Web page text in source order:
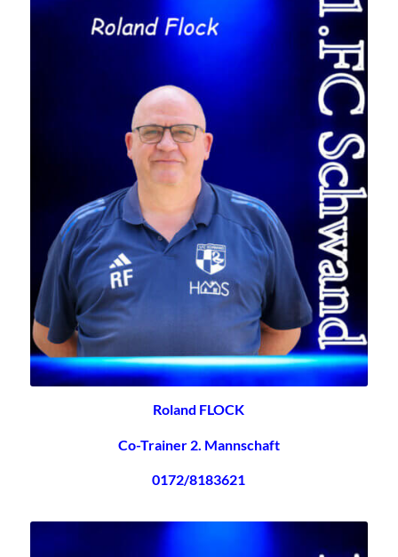
Roland FLOCK
Co-Trainer 2. Mannschaft
0172/8183621